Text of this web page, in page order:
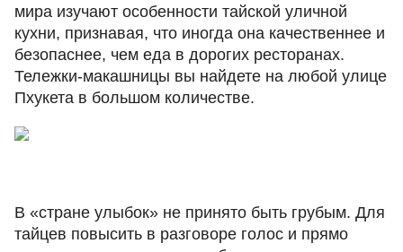
мира изучают особенности тайской уличной
кухни, признавая, что иногда она качественнее и
безопаснее, чем еда в дорогих ресторанах.
Тележки-макашницы вы найдете на любой улице
Пхукета в большом количестве.
В «стране улыбок» не принято быть грубым. Для
тайцев повысить в разговоре голос и прямо